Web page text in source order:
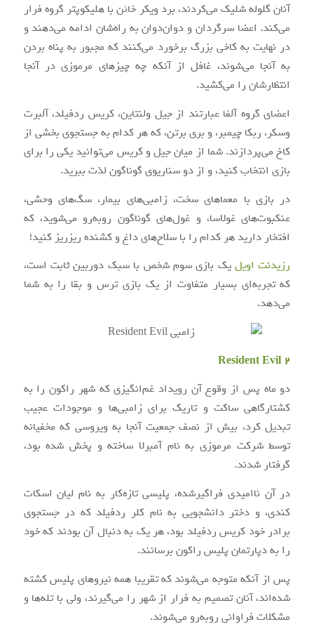
آنان گلوله شلیک می‌کردند، برد ویکر خائن با هلیکوپتر گروه فرار
می‌کند. اعضا سرگردان و دوان‌دوان به راه‌شان ادامه می‌دهند و
در نهایت به کاخی بزرگ برخورد می‌کنند که مجبور به پناه بردن
به آنجا می‌شوند، غافل از آنکه چه چیزهای مرموزی در آنجا
انتظارشان را می‌کشید.
اعضای گروه آلفا عبارتند از جیل ولنتاین، کریس ردفیلد، آلبرت
وسکر، ربکا چیمبر، و بری برتن، که هر کدام به جستجوی بخشی از
کاخ می‌پردازند. شما از میان جیل و کریس می‌توانید یکی را برای
بازی انتخاب کنید، و از دو سناریوی گوناگون لذت ببرید.
در بازی با معماهای سخت، زامبی‌های بیمار، سگ‌های وحشی،
عنکبوت‌های غولاسا، و غول‌های گوناگون روبه‌رو می‌شوید، که
افتخار دارید هر کدام را با سلاح‌های داغ و کشنده ریزریز کنید!
رزیدنت اویلیک بازی سوم شخص با سبک دوربین ثابت است،
که تجربه‌ای بسیار متفاوت از یک بازی ترس و بقا را به شما
می‌دهد.
Resident Evil 2
دو ماه پس از وقوع آن رویداد غم‌انگیزی که شهر راکون را به
کشتارگاهی ساکت و تاریک برای زامبی‌ها و موجودات عجیب
تبدیل کرد، بیش از نصف جمعیت آنجا به ویروسی که مخفیانه
توسط شرکت مرموزی به نام آمبرلا ساخته و پخش شده بود،
گرفتار شدند.
در آن ناامیدی فراگیرشده، پلیسی تازه‌کار به نام لیان اسکات
کندی، و دختر دانشجویی به نام کلر ردفیلد که در جستجوی
برادر خود کریس ردفیلد بود، هر یک به دنبال آن بودند که خود
را به دپارتمان پلیس راکون برسانند.
پس از آنکه متوجه می‌شوند که تقریبا همه نیروهای پلیس کشته
شده‌اند، آنان تصمیم به فرار از شهر را می‌گیرند، ولی با تله‌ها و
مشکلات فراوانی روبه‌رو می‌شوند.